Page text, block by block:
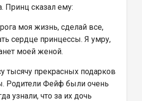
Принц сказал ему:
моя жизнь, сделай все,
сердце принцессы. Я умру,
моей женой.
тысячу прекрасных подарков
Родители Фейф были очень
узнали, что за их дочь